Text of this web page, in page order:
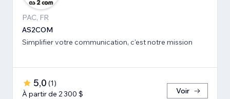
PAC, FR
AS2COM
Simplifier votre communication, c'est notre mission
5,0 (1)
À partir de 2 300 $
Voir